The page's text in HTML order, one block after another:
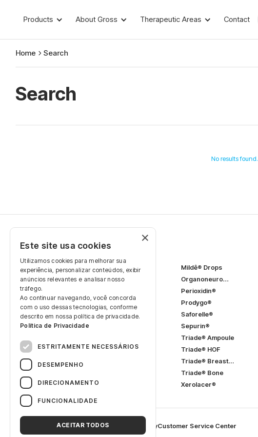
Products About Gross Therapeutic Areas Contact
Home Search
Search
No results found.
Products
2Mildê® SL
Adeforte® Bella
Dorminow® SL
Etna®
FoliaPRÉ®
Mildê® Drops
Organoneuro
Cerebral®
Perioxidin®
Prodygo®
Saforelle®
Sepurin®
Triade® Ampoule
Triade® HOF
Triade® Breast
(Women)
Triade® Bone
Xerolacer®
Laboratório Gross S.A. Privacy PolicyCustomer Service Center
×
Este site usa cookies
Utilizamos cookies para melhorar sua
experiência, personalizar conteúdos, exibir
anúncios relevantes e analisar nosso
tráfego.
Ao continuar navegando, você concorda
com o uso dessas tecnologias, conforme
descrito em nossa política de privacidade.
Política de Privacidade
ESTRITAMENTE NECESSÁRIOS
DESEMPENHO
DIRECIONAMENTO
FUNCIONALIDADE
ACEITAR TODOS